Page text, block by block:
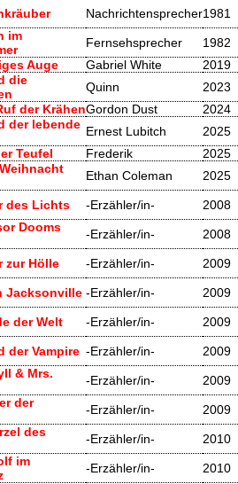
Nachrichtensprecher1981
im
Fernsehsprecher
1982
Auge Gabriel White
2019
die
Quinn
2023
der KrähenGordon Dust
2024
der lebende Ernest Lubitch
2025
Teufel Frederik
2025
Ethan Coleman
2025
des Lichts -Erzähler/in-
2008
Dooms
-Erzähler/in-
2008
zur Hölle -Erzähler/in-
2009
Jacksonville -Erzähler/in-
2009
der Welt -Erzähler/in-
2009
der Vampire -Erzähler/in-
2009
& Mrs.
-Erzähler/in-
2009
der
-Erzähler/in-
2009
des
-Erzähler/in-
2010
im
-Erzähler/in-
2010